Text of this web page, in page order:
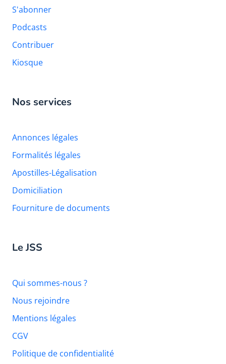
S'abonner
Podcasts
Contribuer
Kiosque
Nos services
Annonces légales
Formalités légales
Apostilles-Légalisation
Domiciliation
Fourniture de documents
Le JSS
Qui sommes-nous ?
Nous rejoindre
Mentions légales
CGV
Politique de confidentialité